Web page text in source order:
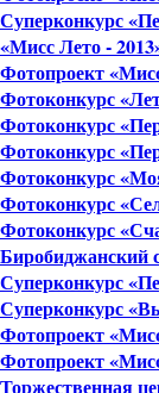
Суперконкурс
«Мисс Лето -
Фотопроект
Фотоконкурс
Фотоконкурс
Фотоконкурс
Фотоконкурс
Фотоконкурс
Фотоконкурс
Биробиджанский
Суперконкурс
Суперконкурс
Фотопроект
Фотопроект
Торжественная